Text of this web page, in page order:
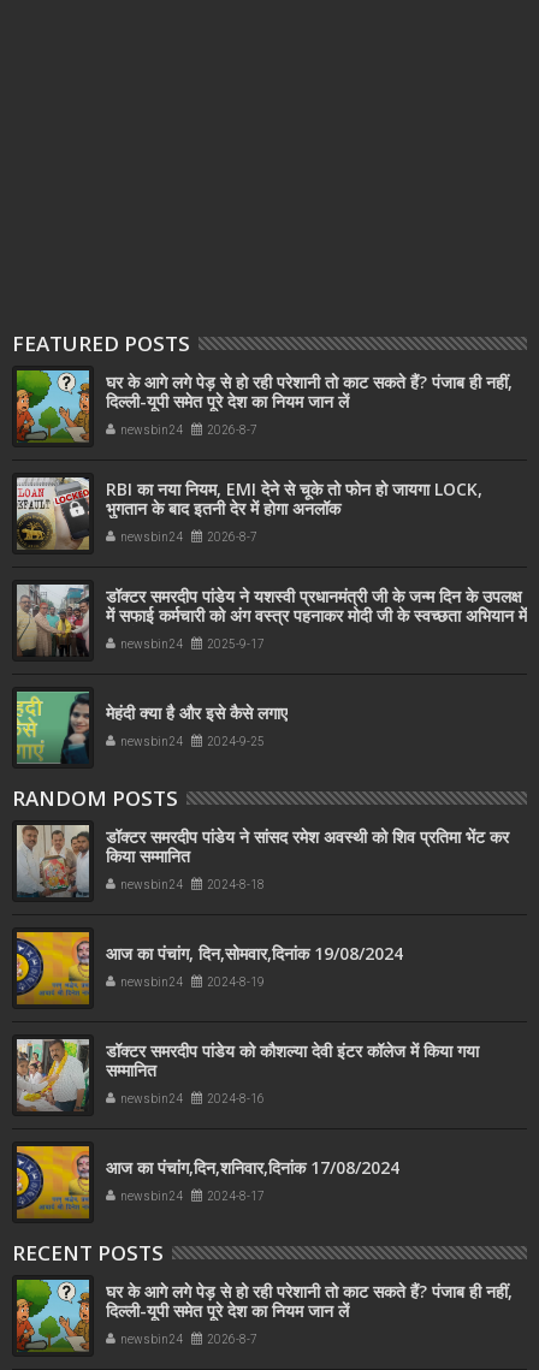
FEATURED POSTS
घर के आगे लगे पेड़ से हो रही परेशानी तो काट सकते हैं? पंजाब ही नहीं,
दिल्‍ली-यूपी समेत पूरे देश का नियम जान लें
newsbin24 2026-8-7
RBI का नया नियम, EMI देने से चूके तो फोन हो जायगा LOCK,
भुगतान के बाद इतनी देर में होगा अनलॉक
newsbin24 2026-8-7
डॉक्टर समरदीप पांडेय ने यशस्वी प्रधानमंत्री जी के जन्म दिन के उपलक्ष
में सफाई कर्मचारी को अंग वस्त्र पहनाकर मोदी जी के स्वच्छता अभियान में
सहयोग किया
newsbin24 2025-9-17
मेहंदी क्या है और इसे कैसे लगाए
newsbin24 2024-9-25
RANDOM POSTS
डॉक्टर समरदीप पांडेय ने सांसद रमेश अवस्थी को शिव प्रतिमा भेंट कर
किया सम्मानित
newsbin24 2024-8-18
आज का पंचांग, दिन,सोमवार,दिनांक 19/08/2024
newsbin24 2024-8-19
डॉक्टर समरदीप पांडेय को कौशल्या देवी इंटर कॉलेज में किया गया
सम्मानित
newsbin24 2024-8-16
आज का पंचांग,दिन,शनिवार,दिनांक 17/08/2024
newsbin24 2024-8-17
RECENT POSTS
घर के आगे लगे पेड़ से हो रही परेशानी तो काट सकते हैं? पंजाब ही नहीं,
दिल्‍ली-यूपी समेत पूरे देश का नियम जान लें
newsbin24 2026-8-7